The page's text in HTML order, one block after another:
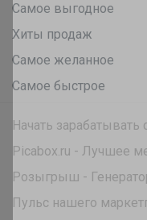
Самое выгодное
Хиты продаж
Самое желанное
Самое быстрое
Начать зарабатывать
Picabox.ru - Лучшее
Розыгрыш -
Пульс нашего